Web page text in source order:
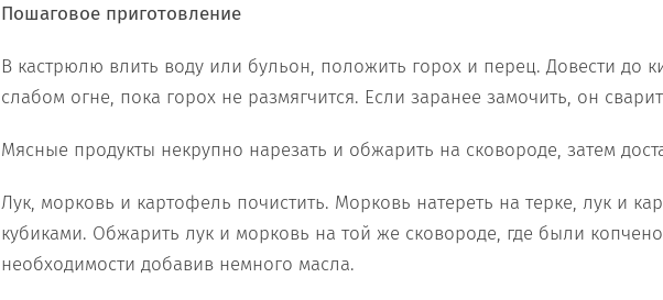
Пошаговое приготовление
В кастрюлю влить воду или бульон, положить горох и перец. Довести до
слабом огне, пока горох не размягчится. Если заранее замочить, он
Мясные продукты некрупно нарезать и обжарить на сковороде, затем
Лук, морковь и картофель почистить. Морковь натереть на терке, лук и
кубиками. Обжарить лук и морковь на той же сковороде, где были
необходимости добавив немного масла.